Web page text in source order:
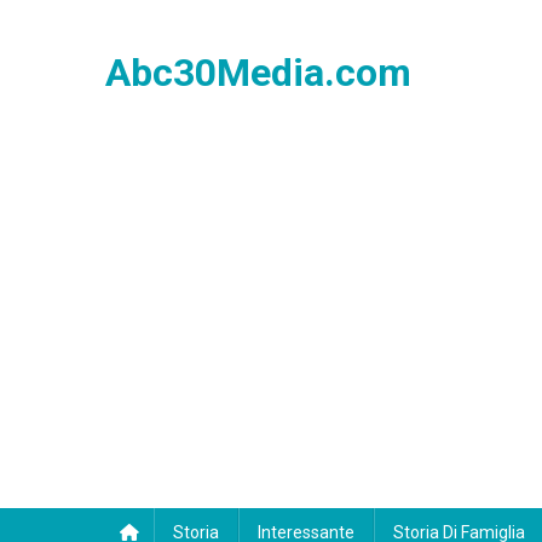
Abc30Media.com
Storia Interessante Storia Di Famiglia